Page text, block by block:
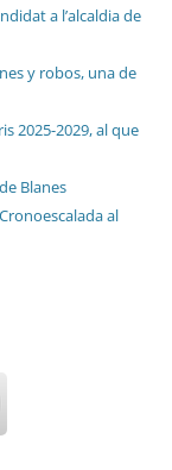
a l’alcaldia de
y robos, una de
2025-2029, al que
Blanes
al